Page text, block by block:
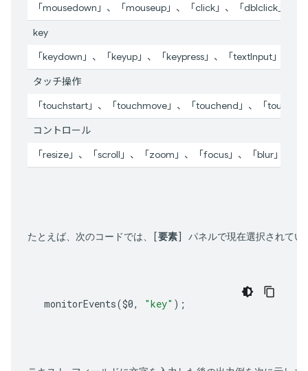
「mousedown」、「mouseup」、「click」、「dblclick」、
key
「keydown」、「keyup」、「keypress」、「textInput」
タッチ操作
「touchstart」、「touchmove」、「touchend」、「
コントロール
「resize」、「scroll」、「zoom」、「focus」、「blur」、
たとえば、次のコードでは、[要素] パネルで現在選択されてい
monitorEvents($0, "key" );